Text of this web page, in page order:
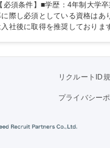
取得・支払業務（各種費用支
引先マスター申請対応）・予
合があります。 募集職種 【営業事務】
必須条件】■学歴：4年制大学
際し必須としている資格はあ
社後に取得を推奨しておりま
※将来的に他部署（営業部門、
があります。 学歴・資格 学歴：大学
宅地建物取引士
リクルートID
プライバシー